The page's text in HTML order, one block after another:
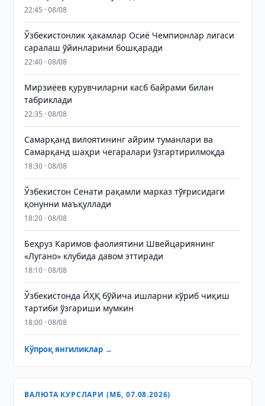
22:45 · 08/08
Ўзбекистонлик ҳакамлар Осиё Чемпионлар лигаси
саралаш ўйинларини бошқаради
22:40 · 08/08
Мирзиёев қурувчиларни касб байрами билан
табриклади
22:35 · 08/08
Самарқанд вилоятининг айрим туманлари ва
Самарқанд шаҳри чегаралари ўзгартирилмоқда
18:30 · 08/08
Ўзбекистон Сенати рақамли марказ тўғрисидаги
қонунни маъқуллади
18:20 · 08/08
Беҳруз Каримов фаолиятини Швейцариянинг
«Лугано» клубида давом эттиради
18:10 · 08/08
Ўзбекистонда ЙҲҚ бўйича ишларни кўриб чиқиш
тартиби ўзгариши мумкин
18:00 · 08/08
Кўпроқ янгиликлар →
ВАЛЮТА КУРСЛАРИ (МБ, 07.08.2026)